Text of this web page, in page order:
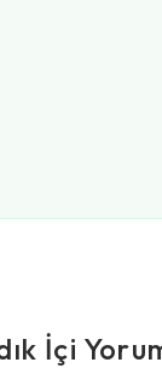
İçi